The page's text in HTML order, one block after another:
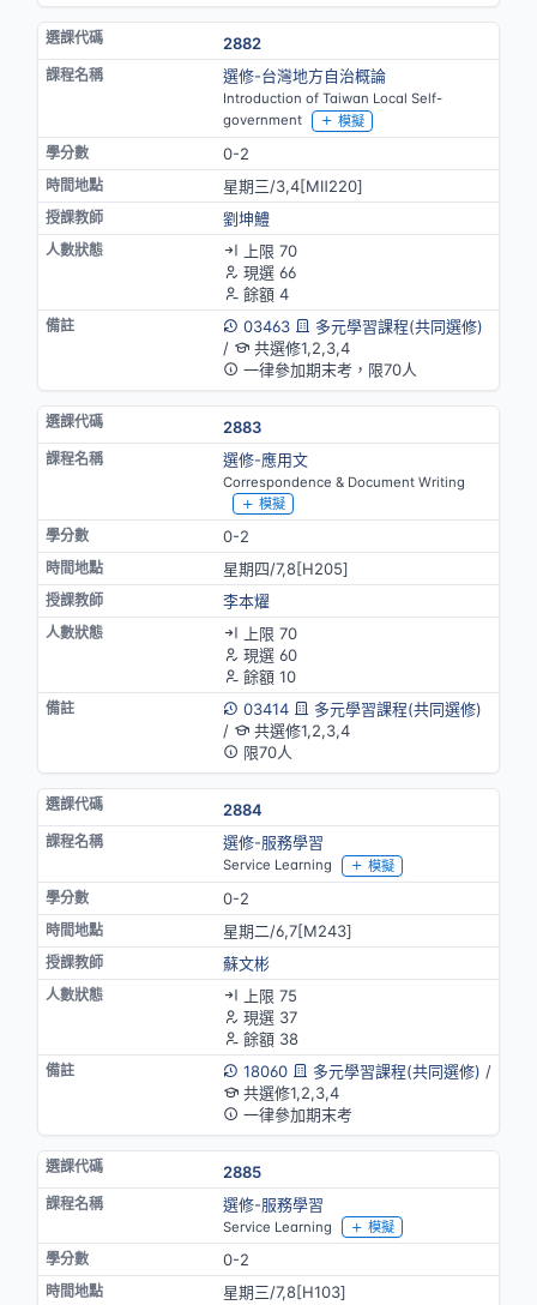
2882
選修-台灣地方自治概論
Introduction of Taiwan Local Self-
government
模擬
0-2
星期三/3,4[MⅡ220]
劉坤鱧
上限 70
現選 66
餘額 4
03463
多元學習課程(共同選修)
/
共選修1,2,3,4
一律參加期末考，限70人
2883
選修-應用文
Correspondence & Document Writing
模擬
0-2
星期四/7,8[H205]
李本燿
上限 70
現選 60
餘額 10
03414
多元學習課程(共同選修)
/
共選修1,2,3,4
限70人
2884
選修-服務學習
Service Learning 模擬
0-2
星期二/6,7[M243]
蘇文彬
上限 75
現選 37
餘額 38
18060
多元學習課程(共同選修) /
共選修1,2,3,4
一律參加期末考
2885
選修-服務學習
Service Learning 模擬
0-2
星期三/7,8[H103]